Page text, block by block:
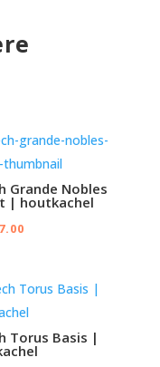
Grande Nobles
| houtkachel
Torus Basis |